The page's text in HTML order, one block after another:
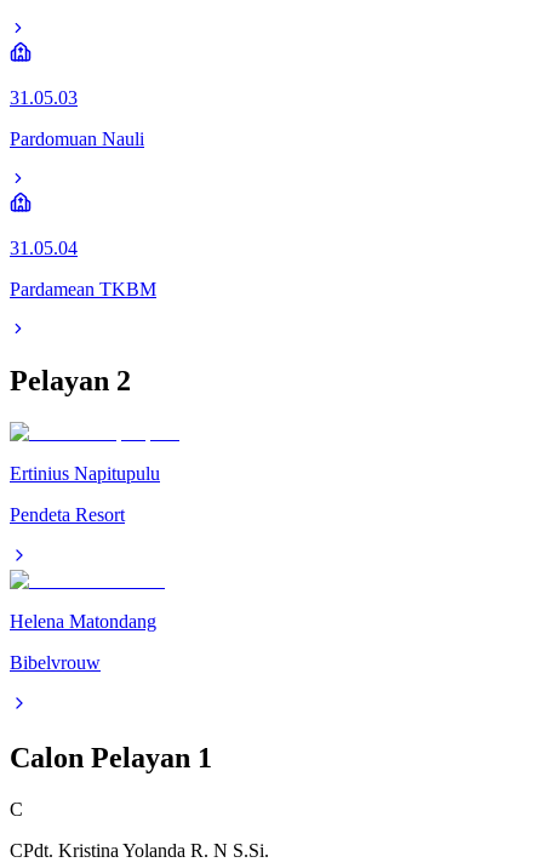
31.05.03
Pardomuan Nauli
31.05.04
Pardamean TKBM
Pelayan 2
Ertinius Napitupulu
Pendeta Resort
Helena Matondang
Bibelvrouw
Calon Pelayan 1
C
CPdt. Kristina Yolanda R. N S.Si.